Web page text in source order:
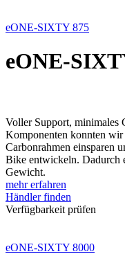
eONE-SIXTY 875
eONE-
Voller Support, minimales
Komponenten konnten wir
Carbonrahmen einsparen
Bike entwickeln. Dadurch
Gewicht.
mehr erfahren
Händler finden
Verfügbarkeit prüfen
eONE-SIXTY 8000